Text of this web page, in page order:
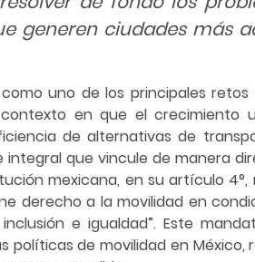
generen ciudades más
uno de los principales
en que el crecimiento
de alternativas de
integral que vincule de manera
mexicana, en su artículo
derecho a la movilidad en
e igualdad”. Este
políticas de movilidad en